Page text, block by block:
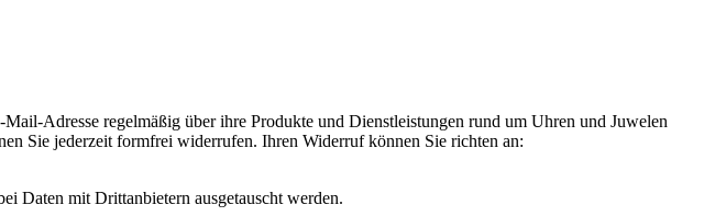
Adresse regelmäßig über ihre Produkte und Dienstleistungen rund um Uhren und Juwelen
Sie jederzeit formfrei widerrufen. Ihren Widerruf können Sie richten an:
Daten mit Drittanbietern ausgetauscht werden.